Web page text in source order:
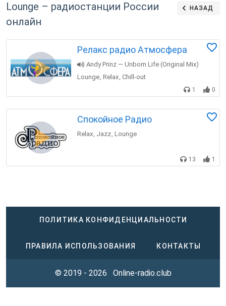
Lounge – радиостанции России
онлайн
НАЗАД
Релакс радио Атмосфера
Andy Prinz — Unborn Life (Original Mix)
Lounge, Relax, Chill-out
1 0
Спокойное Радио
Relax, Jazz, Lounge
13 1
ПОЛИТИКА КОНФИДЕНЦИАЛЬНОСТИ
ПРАВИЛА ИСПОЛЬЗОВАНИЯ КОНТАКТЫ
© 2019 - 2026 Online-radio.club